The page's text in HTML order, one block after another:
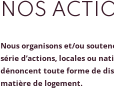
NOS
Nous organisons et/ou
série d’actions, locales ou
dénoncent toute forme de
matière de logement.